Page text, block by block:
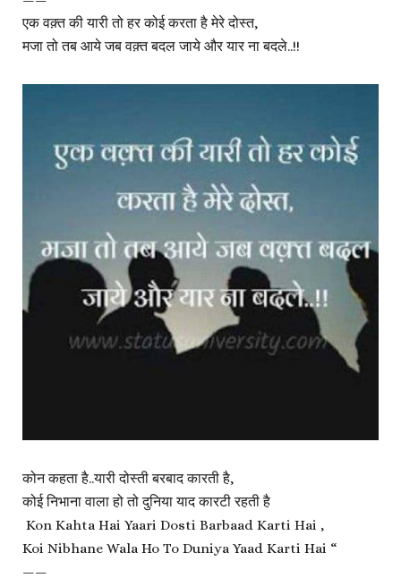
एक वक़्त की यारी तो हर कोई करता है मेरे दोस्त,
मजा तो तब आये जब वक़्त बदल जाये और यार ना बदले..!!
कोन कहता है..यारी दोस्ती बरबाद कारती है,
कोई निभाना वाला हो तो दुनिया याद कारटी रहती है
Kon Kahta Hai Yaari Dosti Barbaad Karti Hai ,
Koi Nibhane Wala Ho To Duniya Yaad Karti Hai “
——